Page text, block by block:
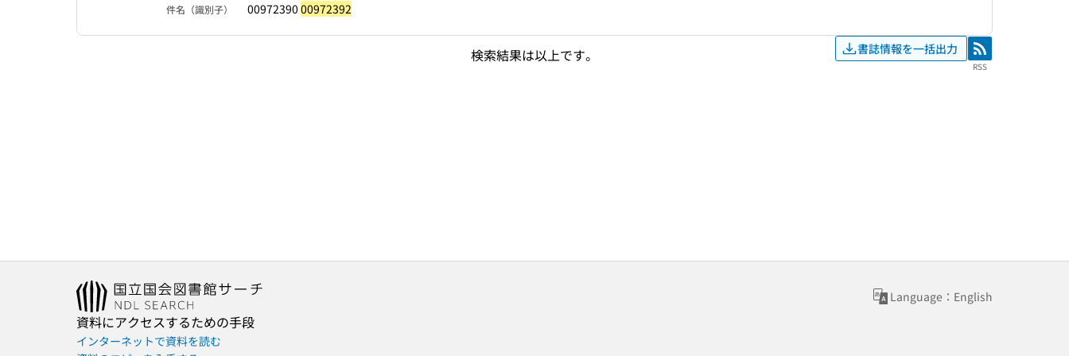
件名（識別子） 00972390 00972392
検索結果は以上です。 書誌情報を一括出力 RSS
RSS
Language：English
資料にアクセスするための手段
インターネットで資料を読む